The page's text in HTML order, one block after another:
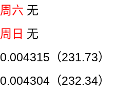
周六 无
周日 无
0.004315（231.73）
0.004304（232.34）